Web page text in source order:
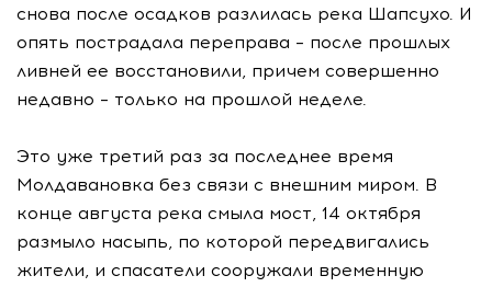
снова после осадков разлилась река Шапсухо. И
опять пострадала переправа – после прошлых
ливней ее восстановили, причем совершенно
недавно – только на прошлой неделе.
Это уже третий раз за последнее время
Молдавановка без связи с внешним миром. В
конце августа река смыла мост, 14 октября
размыло насыпь, по которой передвигались
жители, и спасатели сооружали временную